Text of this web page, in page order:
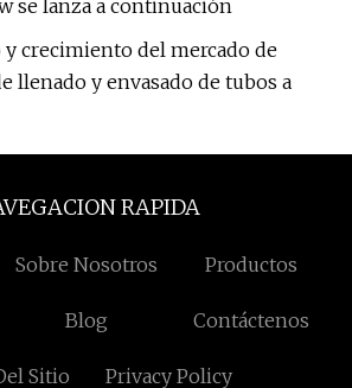
se lanza a continuación
y crecimiento del mercado de
llenado y envasado de tubos a
RAPIDA
Sobre Nosotros Productos
Blog Contáctenos
Sitio Privacy Policy